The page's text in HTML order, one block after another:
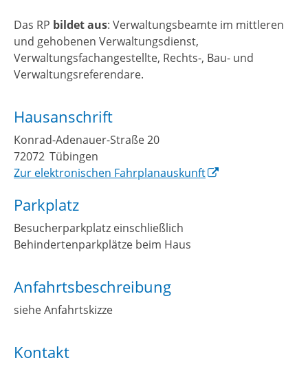
Das RP bildet aus: Verwaltungsbeamte im mittleren
und gehobenen Verwaltungsdienst,
Verwaltungsfachangestellte, Rechts-, Bau- und
Verwaltungsreferendare.
Hausanschrift
Konrad-Adenauer-Straße 20
72072 Tübingen
Zur elektronischen Fahrplanauskunft
Parkplatz
Besucherparkplatz einschließlich
Behindertenparkplätze beim Haus
Anfahrtsbeschreibung
siehe Anfahrtskizze
Kontakt